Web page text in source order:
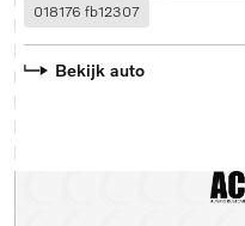
018176 fb12307
Bekijk auto